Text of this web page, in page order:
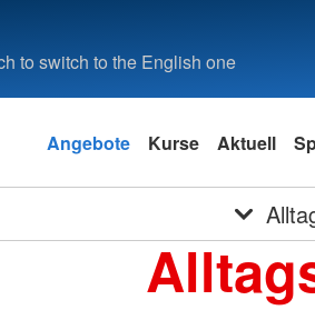
to switch to the English one
Angebote Kurse Aktuell